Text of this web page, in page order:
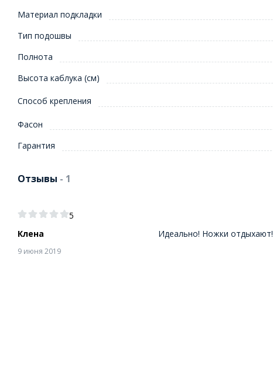
Материал подкладки
Тип подошвы
Полнота
Высота каблука (см)
Способ крепления
Фасон
Гарантия
Отзывы - 1
5
Клена
9 июня 2019
Идеально! Ножки